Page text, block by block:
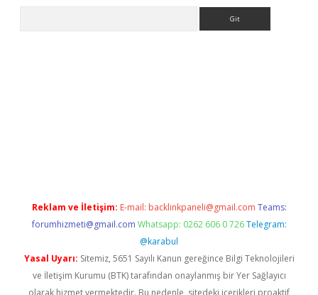
Reklam ve İletişim: E-mail: backlinkpaneli@gmail.com Teams:
forumhizmeti@gmail.com Whatsapp: 0262 606 0 726 Telegram:
@karabul
Yasal Uyarı: Sitemiz, 5651 Sayılı Kanun gereğince Bilgi Teknolojileri
ve İletişim Kurumu (BTK) tarafından onaylanmış bir Yer Sağlayıcı
olarak hizmet vermektedir. Bu nedenle, sitedeki içerikleri proaktif